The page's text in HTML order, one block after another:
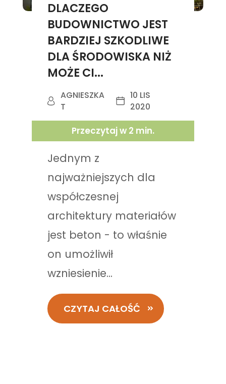
DLACZEGO
BUDOWNICTWO JEST
BARDZIEJ SZKODLIWE
DLA ŚRODOWISKA NIŻ
MOŻE CI...
AGNIESZKA
T
10 LIS
2020
Przeczytaj w 2 min.
Jednym z
najważniejszych dla
współczesnej
architektury materiałów
jest beton - to właśnie
on umożliwił
wzniesienie...
CZYTAJ CAŁOŚĆ